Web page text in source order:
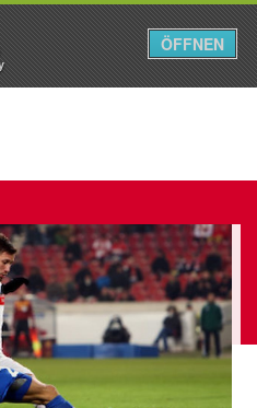
Menü
ÖFFNEN